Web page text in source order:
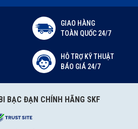
GIAO HÀNG
TOÀN QUỐC 24/7
HỖ TRỢ KỸ THUẬT
BÁO GIÁ 24/7
BẠC ĐẠN CHÍNH HÃNG SKF